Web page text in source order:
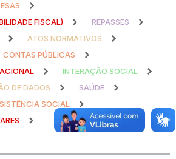
FISCAL)
REPASSES
ATOS NORMATIVOS
CONTAS PÚBLICAS
INTERAÇÃO SOCIAL
DE DADOS
SAÚDE
SOCIAL